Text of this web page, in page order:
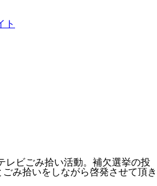
ト
レビごみ拾い活動。補欠選挙の投
み拾いをしながら啓発させて頂き